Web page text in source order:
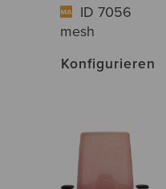
ID 7056
mesh
Konfigurieren